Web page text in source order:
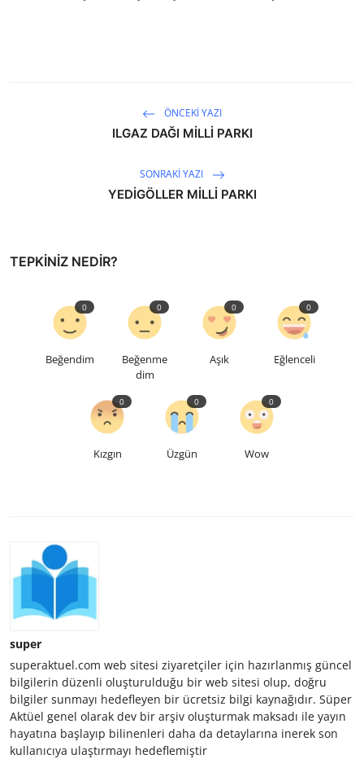
ÖNCEKI YAZI
ILGAZ DAĞI MİLLİ PARKI
SONRAKI YAZI
YEDİGÖLLER MİLLİ PARKI
TEPKINIZ NEDIR?
Beğendim
0
Beğenme
dim
0
Aşık
0
Eğlenceli
0
Kızgın
0
Üzgün
0
Wow
0
super
superaktuel.com web sitesi ziyaretçiler için hazırlanmış güncel
bilgilerin düzenli oluşturulduğu bir web sitesi olup, doğru
bilgiler sunmayı hedefleyen bir ücretsiz bilgi kaynağıdır. Süper
Aktüel genel olarak dev bir arşiv oluşturmak maksadı ile yayın
hayatına başlayıp bilinenleri daha da detaylarına inerek son
kullanıcıya ulaştırmayı hedeflemiştir